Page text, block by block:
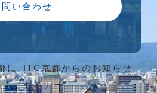
い合わせ
に
ITC京都からのお知らせ
セミナー